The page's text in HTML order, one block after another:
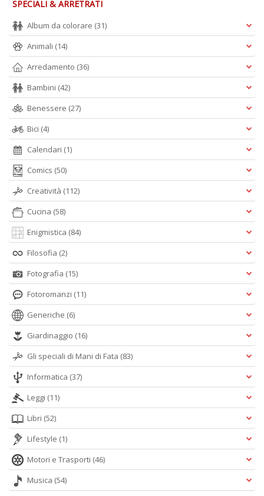
SPECIALI & ARRETRATI
Album da colorare (31)
Animali (14)
Arredamento (36)
Bambini (42)
Benessere (27)
Bici (4)
Calendari (1)
Comics (50)
Creatività (112)
Cucina (58)
Enigmistica (84)
Filosofia (2)
Fotografia (15)
Fotoromanzi (11)
Generiche (6)
Giardinaggio (16)
Gli speciali di Mani di Fata (83)
Informatica (37)
Leggi (11)
Libri (52)
Lifestyle (1)
Motori e Trasporti (46)
Musica (54)